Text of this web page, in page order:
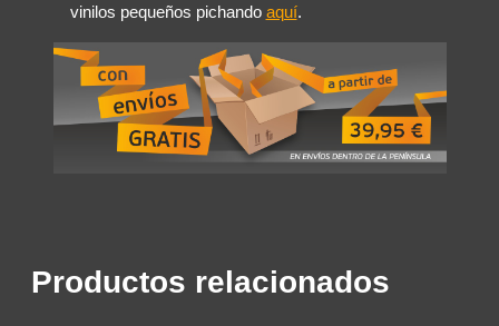
vinilos pequeños pichando aquí.
Productos relacionados